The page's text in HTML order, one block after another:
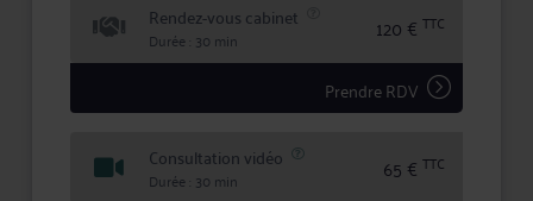
Il intervient dans de multiples domaines du droit pour
représenter et défendre vos intérêts aussi bien
devant les juridictions nationales que les
organisations internationales.
Fort de cette expérience, Maître GASIMOV est à votre
disposition pour vous écouter et vous conseiller.
Rendez-vous cabinet
Durée : 30 min 120 € TTC
Prendre RDV
Consultation vidéo
Durée : 30 min 65 € TTC